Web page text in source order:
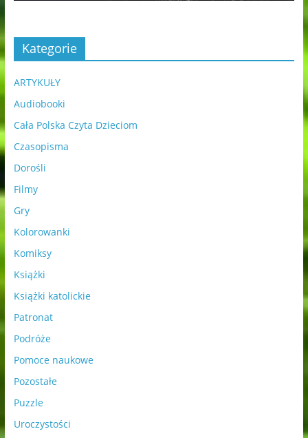
Kategorie
ARTYKUŁY
Audiobooki
Cała Polska Czyta Dzieciom
Czasopisma
Dorośli
Filmy
Gry
Kolorowanki
Komiksy
Książki
Książki katolickie
Patronat
Podróże
Pomoce naukowe
Pozostałe
Puzzle
Uroczystości